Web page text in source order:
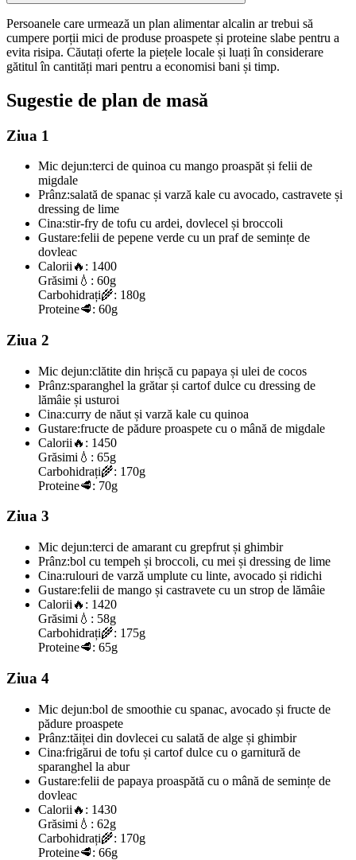
Persoanele care urmează un plan alimentar alcalin ar trebui să
cumpere porții mici de produse proaspete și proteine slabe pentru a
evita risipa. Căutați oferte la piețele locale și luați în considerare
gătitul în cantități mari pentru a economisi bani și timp.
Sugestie de plan de masă
Ziua 1
Mic dejun:terci de quinoa cu mango proaspăt și felii de
migdale
Prânz:salată de spanac și varză kale cu avocado, castravete și
dressing de lime
Cina:stir-fry de tofu cu ardei, dovlecel și broccoli
Gustare:felii de pepene verde cu un praf de semințe de
dovleac
Calorii 🔥: 1400
Grăsimi 💧: 60g
Carbohidrați🌾: 180g
Proteine🥩: 60g
Ziua 2
Mic dejun:clătite din hrișcă cu papaya și ulei de cocos
Prânz:sparanghel la grătar și cartof dulce cu dressing de
lămâie și usturoi
Cina:curry de năut și varză kale cu quinoa
Gustare:fructe de pădure proaspete cu o mână de migdale
Calorii 🔥: 1450
Grăsimi 💧: 65g
Carbohidrați🌾: 170g
Proteine🥩: 70g
Ziua 3
Mic dejun:terci de amarant cu grepfrut și ghimbir
Prânz:bol cu tempeh și broccoli, cu mei și dressing de lime
Cina:rulouri de varză umplute cu linte, avocado și ridichi
Gustare:felii de mango și castravete cu un strop de lămâie
Calorii 🔥: 1420
Grăsimi 💧: 58g
Carbohidrați🌾: 175g
Proteine🥩: 65g
Ziua 4
Mic dejun:bol de smoothie cu spanac, avocado și fructe de
pădure proaspete
Prânz:tăiței din dovlecei cu salată de alge și ghimbir
Cina:frigărui de tofu și cartof dulce cu o garnitură de
sparanghel la abur
Gustare:felii de papaya proaspătă cu o mână de semințe de
dovleac
Calorii 🔥: 1430
Grăsimi 💧: 62g
Carbohidrați🌾: 170g
Proteine🥩: 66g